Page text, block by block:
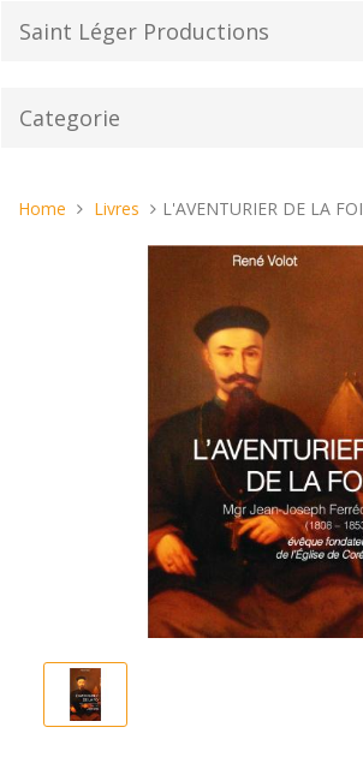
Saint Léger Productions
Categorie
Tu
Home Livres L'AVENTURIER DE LA FOI